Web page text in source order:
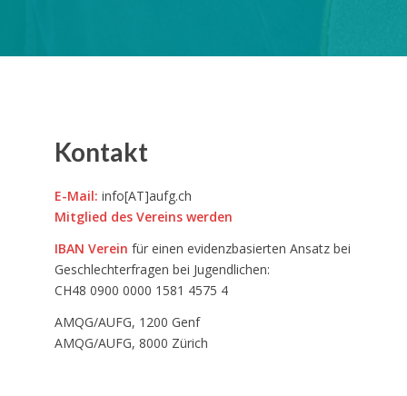
Kontakt
E-Mail: info[AT]aufg.ch
Mitglied des Vereins werden
IBAN Verein für einen evidenzbasierten Ansatz bei
Geschlechterfragen bei Jugendlichen:
CH48 0900 0000 1581 4575 4
AMQG/AUFG, 1200 Genf
AMQG/AUFG, 8000 Zürich